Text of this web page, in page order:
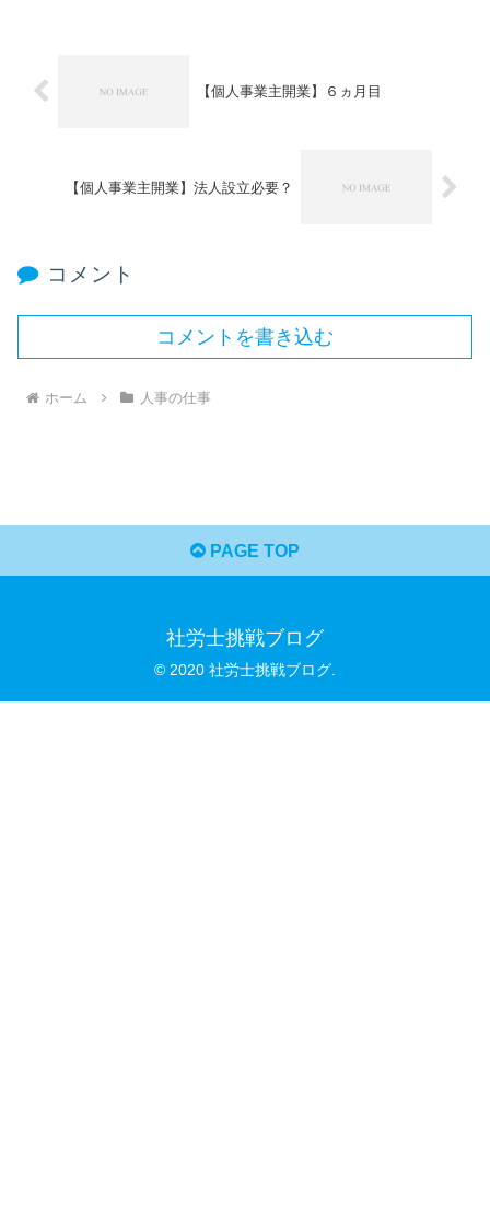
【個人事業主開業】６ヵ月目
【個人事業主開業】法人設立必要？
コメント
コメントを書き込む
ホーム 人事の仕事
PAGE TOP
社労士挑戦ブログ
© 2020 社労士挑戦ブログ.